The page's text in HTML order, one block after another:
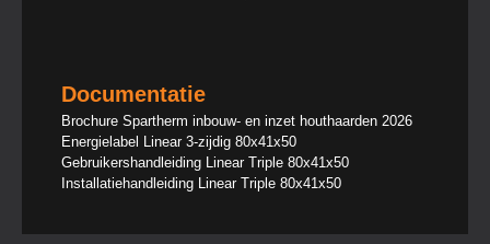
Documentatie
Brochure Spartherm inbouw- en inzet houthaarden 2026
Energielabel Linear 3-zijdig 80x41x50
Gebruikershandleiding Linear Triple 80x41x50
Installatiehandleiding Linear Triple 80x41x50